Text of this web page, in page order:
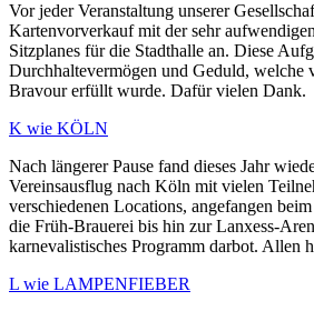
Vor jeder Veranstaltung unserer
Kartenvorverkauf mit der sehr
Sitzplanes für die Stadthalle an. Diese
Durchhaltevermögen und Geduld, welche
Bravour erfüllt wurde. Dafür vielen Dank.
K wie KÖLN
Nach längerer Pause fand dieses Jahr
Vereinsausflug nach Köln mit vielen
verschiedenen Locations, angefangen
die Früh-Brauerei bis hin zur Lanxess-
karnevalistisches Programm darbot. Allen
L wie LAMPENFIEBER